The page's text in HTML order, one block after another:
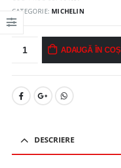
CATEGORIE: MICHELIN
ADAUGĂ ÎN COȘ
DESCRIERE